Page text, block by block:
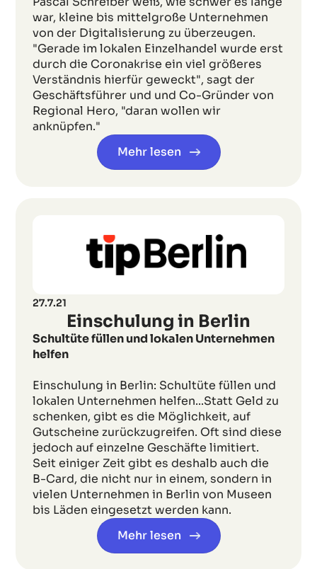
war, kleine bis mittelgroße Unternehmen
von der Digitalisierung zu überzeugen.
"Gerade im lokalen Einzelhandel wurde erst
durch die Coronakrise ein viel größeres
Verständnis hierfür geweckt", sagt der
Geschäftsführer und und Co-Gründer von
Regional Hero, "daran wollen wir
anknüpfen."
Mehr lesen
27.7.21
Einschulung in Berlin
Schultüte füllen und lokalen Unternehmen
helfen
Einschulung in Berlin: Schultüte füllen und
lokalen Unternehmen helfen...Statt Geld zu
schenken, gibt es die Möglichkeit, auf
Gutscheine zurückzugreifen. Oft sind diese
jedoch auf einzelne Geschäfte limitiert.
Seit einiger Zeit gibt es deshalb auch die
B-Card, die nicht nur in einem, sondern in
vielen Unternehmen in Berlin von Museen
bis Läden eingesetzt werden kann.
Mehr lesen